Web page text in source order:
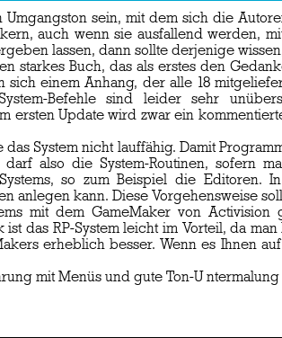
sein, mit dem sich die
auch wenn sie ausfallend werden,
lassen, dann sollte derjenige
starkes Buch, das als erstes den
einem Anhang, der alle 18
Befehle sind leider sehr
ersten Update wird zwar ein
System nicht lauffähig. Damit
also die System-Routinen, sofern
so zum Beispiel die Editoren.
anlegen kann. Diese Vorgehensweise
mit dem GameMaker von
das RP-System leicht im Vorteil, da
erheblich besser. Wenn es Ihnen
mit Menüs und gute Ton-U